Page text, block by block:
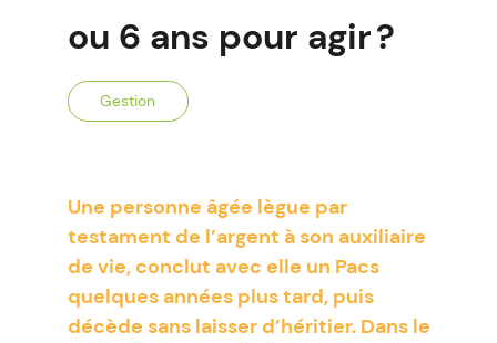
ou 6 ans pour agir ?
Gestion
Une personne âgée lègue par
testament de l’argent à son auxiliaire
de vie, conclut avec elle un Pacs
quelques années plus tard, puis
décède sans laisser d’héritier. Dans le